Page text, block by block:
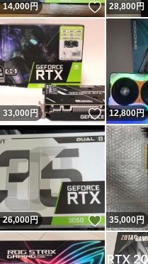
14,000円 いいね！
28,800円
33,000 円 いいね！
12,800円
26,000円 いいね！
35,000円